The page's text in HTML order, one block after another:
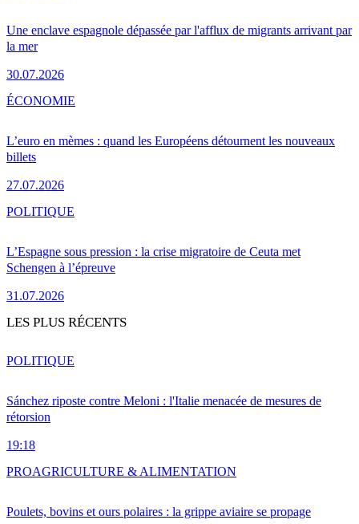
Une enclave espagnole dépassée par l'afflux de migrants arrivant par
la mer
30.07.2026
L’euro en mèmes : quand les Européens détournent les nouveaux
billets
27.07.2026
ÉCONOMIE
L’Espagne sous pression : la crise migratoire de Ceuta met
Schengen à l’épreuve
31.07.2026
POLITIQUE
LES PLUS RÉCENTS
Sánchez riposte contre Meloni : l'Italie menacée de mesures de
rétorsion
19:18
POLITIQUE
Poulets, bovins et ours polaires : la grippe aviaire se propage
PROAGRICULTURE & ALIMENTATION